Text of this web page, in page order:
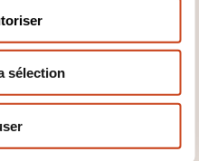
sélection
SONT UTILES
d'un ordinateur et